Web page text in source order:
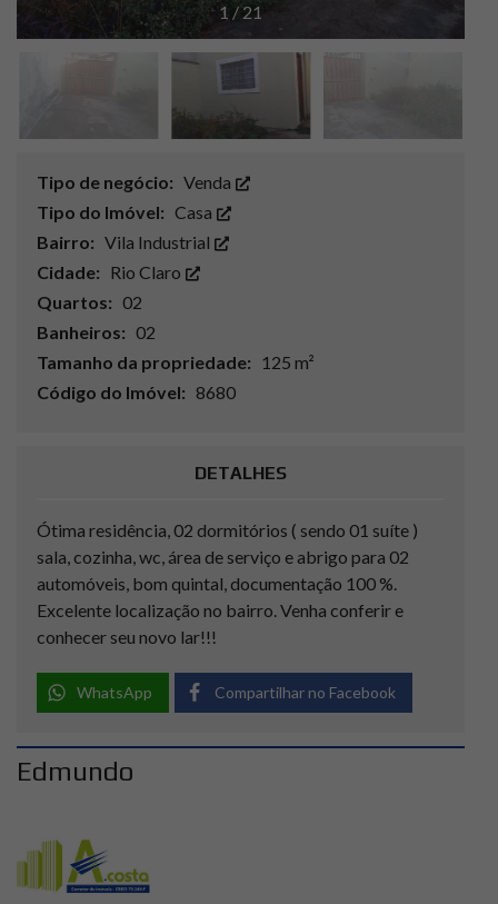
1 /21
Tipo de negócio: Venda
Tipo do Imóvel: Casa
Bairro: Vila Industrial
Cidade: Rio Claro
Quartos: 02
Banheiros: 02
Tamanho da propriedade: 125 m²
Código do Imóvel: 8680
DETALHES
Ótima residência, 02 dormitórios ( sendo 01 suíte )
sala, cozinha, wc, área de serviço e abrigo para 02
automóveis, bom quintal, documentação 100 %.
Excelente localização no bairro. Venha conferir e
conhecer seu novo lar!!!
WhatsApp Compartilhar no Facebook
Edmundo